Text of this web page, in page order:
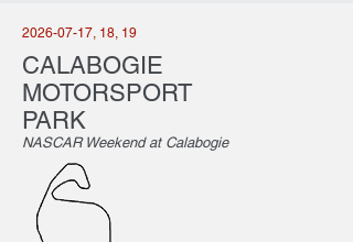
2026-07-17, 18, 19
CALABOGIE
MOTORSPORT
PARK
NASCAR Weekend at Calabogie